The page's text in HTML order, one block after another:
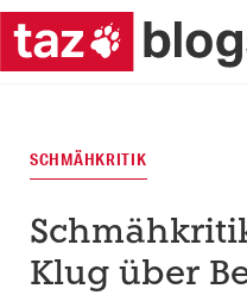
SCHMÄHKRITIK
Klug über